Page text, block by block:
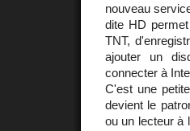
nouveau
dite HD
TNT,
ajouter un
connecter à
C'est une
devient le
ou un lecteur à